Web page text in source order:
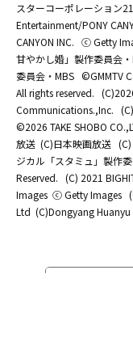
スターコーポレーション21
Entertainment/PONY
CANYON INC. ⓒ Getty
甘やかし婚」製作委員会
委員会・MBS ©GMMTV
All rights reserved.
Communications.,Inc.
©2026 TAKE SHOBO
放送 (C)日本映画放送
ジカル「スタミュ」製作
Reserved. (C) 2021
Images ⓒ Getty Images
Ltd (C)Dongyang